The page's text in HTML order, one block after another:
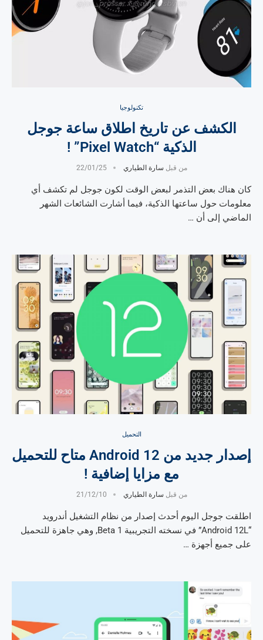
تكنولوجيا
الكشف عن تاريخ اطلاق ساعة جوجل
الذكية “Pixel Watch” !
من قبل سارة الطياري 22/01/25
كان هناك بعض التذمر لبعض الوقت لكون جوجل لم تكشف أي
معلومات حول ساعتها الذكية، فيما أشارت الشائعات الشهر
الماضي إلى أن …
التحميل
إصدار جديد من Android 12 متاح للتحميل
مع مزايا إضافية !
من قبل سارة الطياري 21/12/10
اطلقت جوجل اليوم أحدث إصدار من نظام التشغيل أندرويد
“Android 12L” في نسخته التجريبية Beta 1, وهي جاهزة للتحميل
على جميع أجهزة …